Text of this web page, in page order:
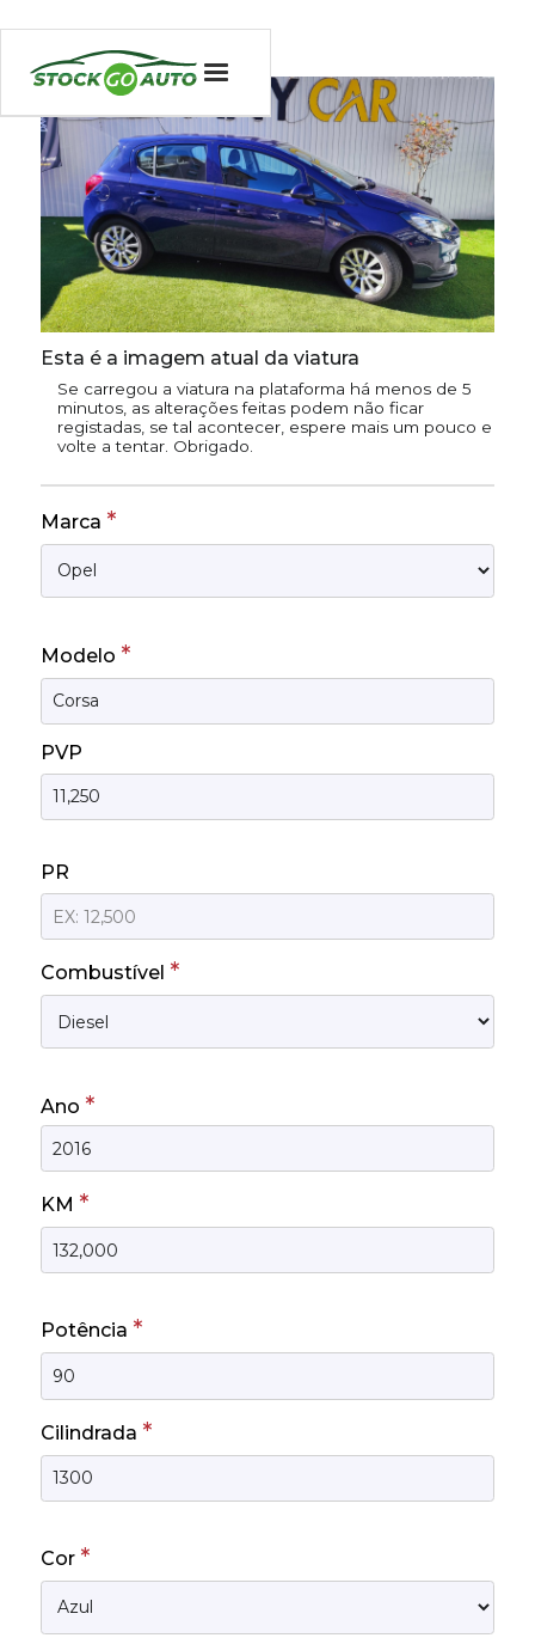
Esta é a imagem atual da viatura
Se carregou a viatura na plataforma há menos de 5
minutos, as alterações feitas podem não ficar
registadas, se tal acontecer, espere mais um pouco e
volte a tentar. Obrigado.
Marca *
Modelo *
PVP
PR
Combustível *
Ano *
KM *
Potência *
Cilindrada *
Cor *